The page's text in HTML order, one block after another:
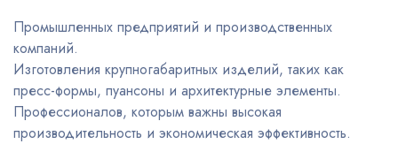
Промышленных предприятий и производственных
компаний.
Изготовления крупногабаритных изделий, таких как
пресс-формы, пуансоны и архитектурные элементы.
Профессионалов, которым важны высокая
производительность и экономическая эффективность.